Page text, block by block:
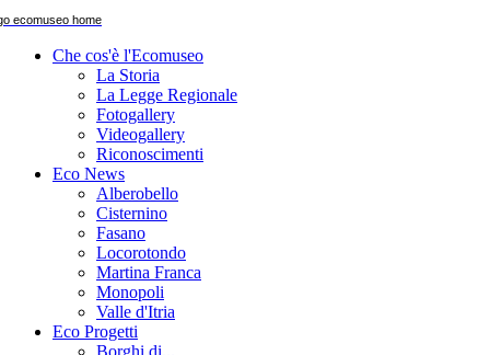
Che cos'è l'Ecomuseo
La Storia
La Legge Regionale
Fotogallery
Videogallery
Riconoscimenti
Eco News
Alberobello
Cisternino
Fasano
Locorotondo
Martina Franca
Monopoli
Valle d'Itria
Eco Progetti
Borghi di...